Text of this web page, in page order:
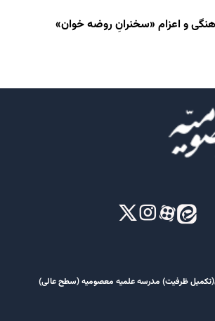
و اعزام «سخنرانِ روضه خوان»
ظرفیت) مدرسه علمیه معصومیه‌ (سطح عالی)